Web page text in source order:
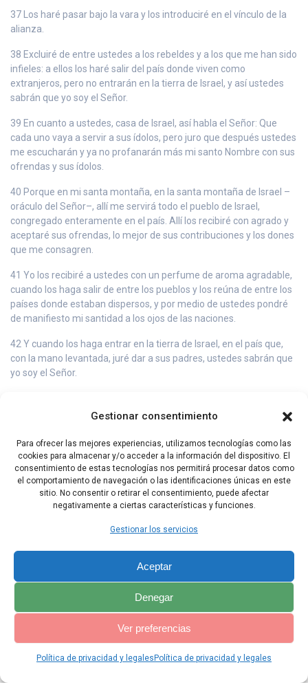
Gestionar consentimiento
Para ofrecer las mejores experiencias, utilizamos tecnologías como las
cookies para almacenar y/o acceder a la información del dispositivo. El
consentimiento de estas tecnologías nos permitirá procesar datos como
el comportamiento de navegación o las identificaciones únicas en este
sitio. No consentir o retirar el consentimiento, puede afectar
negativamente a ciertas características y funciones.
Gestionar los servicios
Aceptar
Denegar
Ver preferencias
Política de privacidad y legales Política de privacidad y legales
37 Los haré pasar bajo la vara y los introduciré en el vínculo de la
alianza.
38 Excluiré de entre ustedes a los rebeldes y a los que me han sido
infieles: a ellos los haré salir del país donde viven como
extranjeros, pero no entrarán en la tierra de Israel, y así ustedes
sabrán que yo soy el Señor.
39 En cuanto a ustedes, casa de Israel, así habla el Señor: Que
cada uno vaya a servir a sus ídolos, pero juro que después ustedes
me escucharán y ya no profanarán más mi santo Nombre con sus
ofrendas y sus ídolos.
40 Porque en mi santa montaña, en la santa montaña de Israel –
oráculo del Señor–, allí me servirá todo el pueblo de Israel,
congregado enteramente en el país. Allí los recibiré con agrado y
aceptaré sus ofrendas, lo mejor de sus contribuciones y los dones
que me consagren.
41 Yo los recibiré a ustedes con un perfume de aroma agradable,
cuando los haga salir de entre los pueblos y los reúna de entre los
países donde estaban dispersos, y por medio de ustedes pondré
de manifiesto mi santidad a los ojos de las naciones.
42 Y cuando los haga entrar en la tierra de Israel, en el país que,
con la mano levantada, juré dar a sus padres, ustedes sabrán que
yo soy el Señor.
cuales se han contaminado, y sentirán asco de ustedes mismos a
44 Y ustedes, casa de Israel, sabrán que yo soy el Señor, cuando
actúe en favor de ustedes a causa de mi Nombre, y no según su
mala conducta y sus acciones corrompidas –oráculo del Señor–.
Capítulo Anterior Capítulo Siguiente